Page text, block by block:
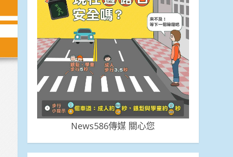
News586傳媒 關心您